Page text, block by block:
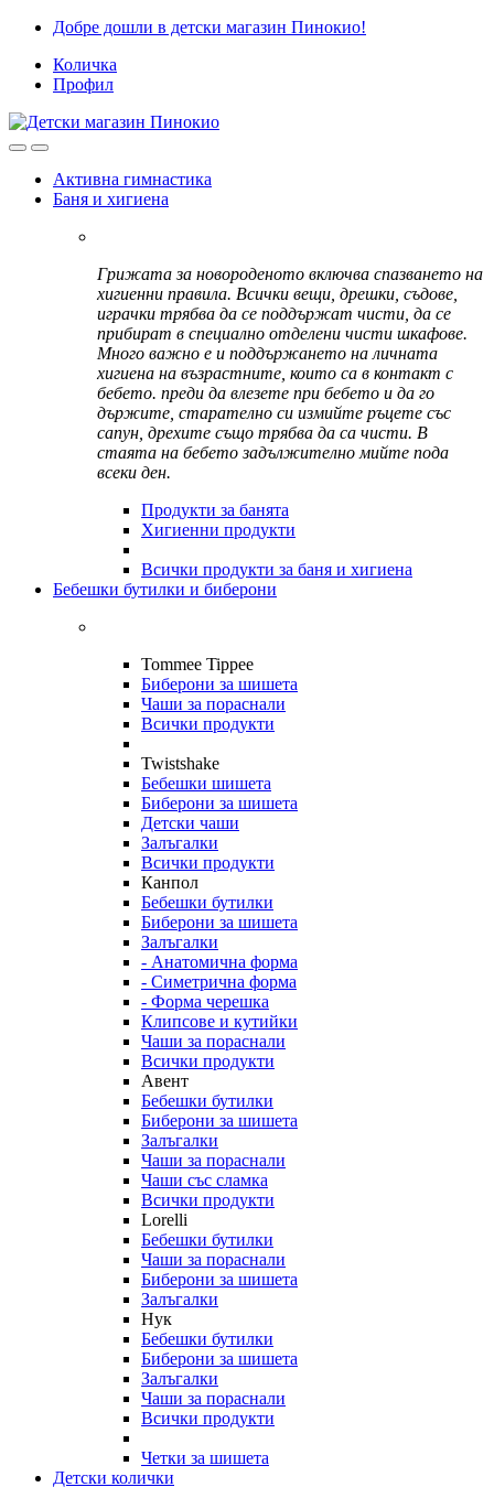
Skip
navigation
Skip
content
Добре дошли в детски магазин Пинокио!
Количка
Профил
Активна гимнастика
Баня и хигиена
Грижата за новороденото включва спазването на
хигиенни правила. Всички вещи, дрешки, съдове,
играчки трябва да се поддържат чисти, да се
прибират в специално отделени чисти шкафове.
Много важно е и поддържането на личната
хигиена на възрастните, които са в контакт с
бебето. преди да влезете при бебето и да го
държите, старателно си измийте ръцете със
сапун, дрехите също трябва да са чисти. В
стаята на бебето задължително мийте пода
всеки ден.
Продукти за банята
Хигиенни продукти
Всички продукти за баня и хигиена
Бебешки бутилки и биберони
Tommee Tippee
Биберони за шишета
Чаши за пораснали
Всички продукти
Twistshake
Бебешки шишета
Биберони за шишета
Детски чаши
Залъгалки
Всички продукти
Канпол
Бебешки бутилки
Биберони за шишета
Залъгалки
- Анатомична форма
- Симетрична форма
- Форма черешка
Клипсове и кутийки
Чаши за пораснали
Всички продукти
Авент
Бебешки бутилки
Биберони за шишета
Залъгалки
Чаши за пораснали
Чаши със сламка
Всички продукти
Lorelli
Бебешки бутилки
Чаши за пораснали
Биберони за шишета
Залъгалки
Нук
Бебешки бутилки
Биберони за шишета
Залъгалки
Чаши за пораснали
Всички продукти
Четки за шишета
Детски колички